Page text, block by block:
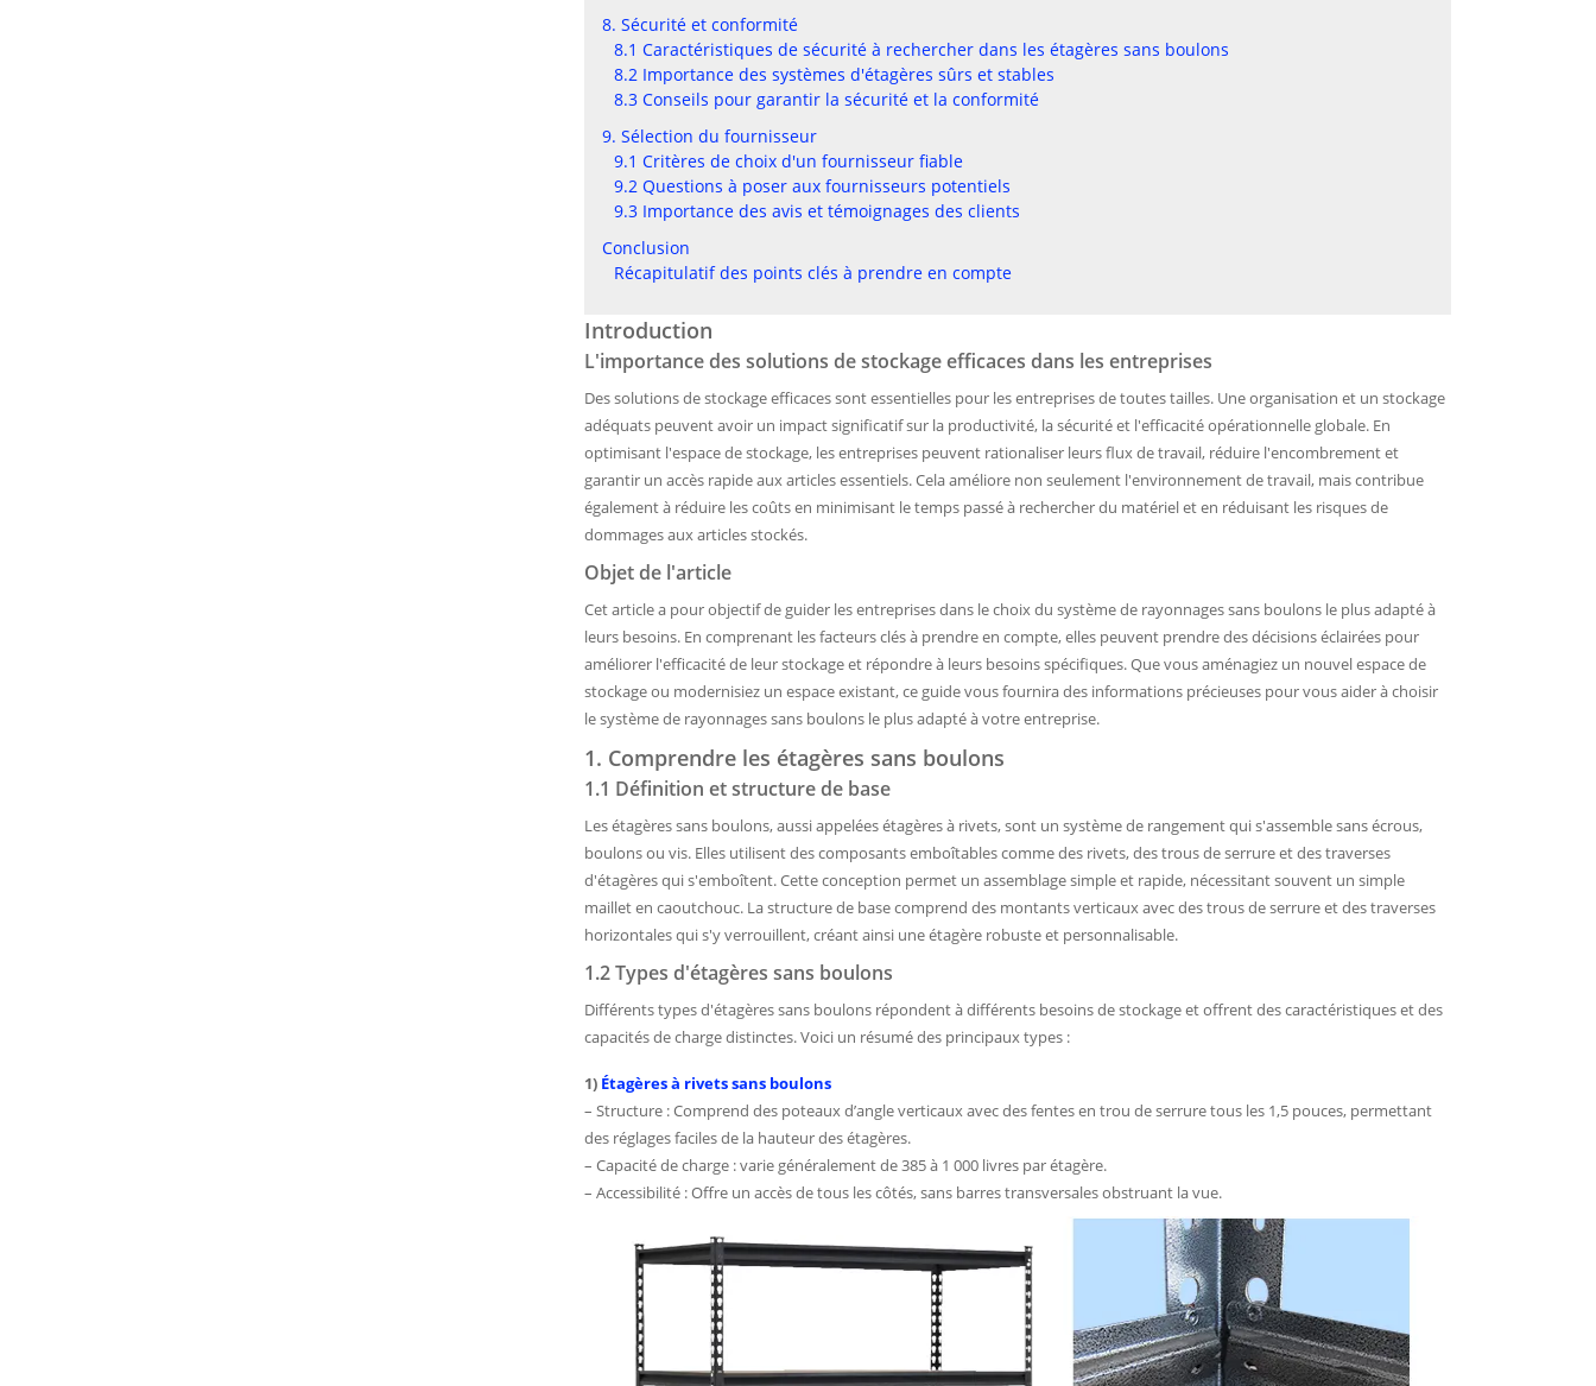
8. Sécurité et conformité
8.1 Caractéristiques de sécurité à rechercher dans les étagères sans boulons
8.2 Importance des systèmes d'étagères sûrs et stables
8.3 Conseils pour garantir la sécurité et la conformité
9. Sélection du fournisseur
9.1 Critères de choix d'un fournisseur fiable
9.2 Questions à poser aux fournisseurs potentiels
9.3 Importance des avis et témoignages des clients
Conclusion
Récapitulatif des points clés à prendre en compte
Introduction
L'importance des solutions de stockage efficaces dans les entreprises
Des solutions de stockage efficaces sont essentielles pour les entreprises de toutes tailles. Une organisation et un stockage
adéquats peuvent avoir un impact significatif sur la productivité, la sécurité et l'efficacité opérationnelle globale. En
optimisant l'espace de stockage, les entreprises peuvent rationaliser leurs flux de travail, réduire l'encombrement et
garantir un accès rapide aux articles essentiels. Cela améliore non seulement l'environnement de travail, mais contribue
également à réduire les coûts en minimisant le temps passé à rechercher du matériel et en réduisant les risques de
dommages aux articles stockés.
Objet de l'article
Cet article a pour objectif de guider les entreprises dans le choix du système de rayonnages sans boulons le plus adapté à
leurs besoins. En comprenant les facteurs clés à prendre en compte, elles peuvent prendre des décisions éclairées pour
améliorer l'efficacité de leur stockage et répondre à leurs besoins spécifiques. Que vous aménagiez un nouvel espace de
stockage ou modernisiez un espace existant, ce guide vous fournira des informations précieuses pour vous aider à choisir
le système de rayonnages sans boulons le plus adapté à votre entreprise.
1. Comprendre les étagères sans boulons
1.1 Définition et structure de base
Les étagères sans boulons, aussi appelées étagères à rivets, sont un système de rangement qui s'assemble sans écrous,
boulons ou vis. Elles utilisent des composants emboîtables comme des rivets, des trous de serrure et des traverses
d'étagères qui s'emboîtent. Cette conception permet un assemblage simple et rapide, nécessitant souvent un simple
maillet en caoutchouc. La structure de base comprend des montants verticaux avec des trous de serrure et des traverses
horizontales qui s'y verrouillent, créant ainsi une étagère robuste et personnalisable.
1.2 Types d'étagères sans boulons
Différents types d'étagères sans boulons répondent à différents besoins de stockage et offrent des caractéristiques et des
capacités de charge distinctes. Voici un résumé des principaux types :
1) Étagères à rivets sans boulons
– Structure : Comprend des poteaux d’angle verticaux avec des fentes en trou de serrure tous les 1,5 pouces, permettant
des réglages faciles de la hauteur des étagères.
– Capacité de charge : varie généralement de 385 à 1 000 livres par étagère.
– Accessibilité : Offre un accès de tous les côtés, sans barres transversales obstruant la vue.